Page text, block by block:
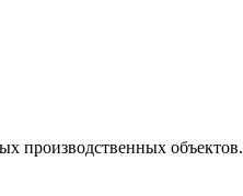
производственных объектов.